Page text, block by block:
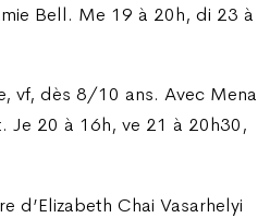
Bell. Me 19 à 20h, di 23 à
vf, dès 8/10 ans. Avec Mena
Je 20 à 16h, ve 21 à 20h30,
d’Elizabeth Chai Vasarhelyi